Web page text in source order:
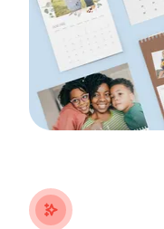
stars_plus